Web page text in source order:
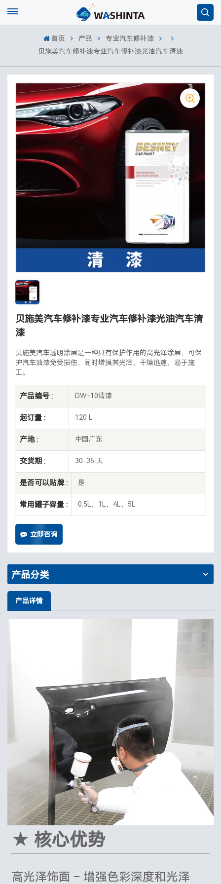
首页 产品
专业汽车修补漆
贝施美汽车修补漆专业汽车修补漆光油汽车清漆
贝施美汽车修补漆专业汽车修补漆光油汽车清
漆
贝施美汽车透明涂层是一种具有保护作用的高光泽涂层，可保
护汽车油漆免受损伤，同时增强其光泽，干燥迅速，易于施
工。
产品编号 : DW-10清漆
起订量 : 120 L
产地 : 中国广东
交货期 : 30-35 天
是否可以贴牌 : 是
常用罐子容量 : 0.5L，1L，4L，5L
立即咨询
产品分类
产品详情
★ 核心优势
高光泽饰面 – 增强色彩深度和光泽